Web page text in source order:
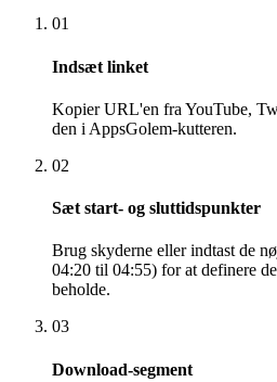
01
Indsæt linket
Kopier URL'en fra YouTube,
den i AppsGolem-kutteren.
02
Sæt start- og sluttidspunkter
Brug skyderne eller indtast de
04:20 til 04:55) for at definere
beholde.
03
Download-segment